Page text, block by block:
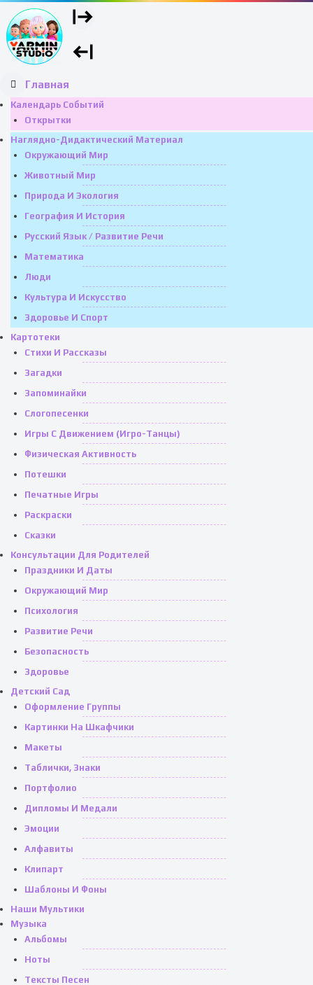
Главная
Календарь Событий
Открытки
Наглядно-Дидактический Материал
Окружающий Мир
Животный Мир
Природа И Экология
География И История
Русский Язык / Развитие Речи
Математика
Люди
Культура И Искусство
Здоровье И Спорт
Картотеки
Стихи И Рассказы
Загадки
Запоминайки
Слогопесенки
Игры С Движением (игро-Танцы)
Физическая Активность
Потешки
Печатные Игры
Раскраски
Сказки
Консультации Для Родителей
Праздники И Даты
Окружающий Мир
Психология
Развитие Речи
Безопасность
Здоровье
Детский Сад
Оформление Группы
Картинки На Шкафчики
Макеты
Таблички, Знаки
Портфолио
Дипломы И Медали
Эмоции
Алфавиты
Клипарт
Шаблоны И Фоны
Наши Мультики
Музыка
Альбомы
Ноты
Тексты Песен